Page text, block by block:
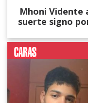
Mhoni Vidente
suerte signo